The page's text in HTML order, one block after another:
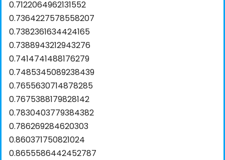
0.7122064962131552
0.7364227578558207
0.7382361634424165
0.7388943212943276
0.7414741488176279
0.7485345089238439
0.7655630714878285
0.7675388179828142
0.7830403779384382
0.786269284620303
0.860371750821024
0.8655586442452787